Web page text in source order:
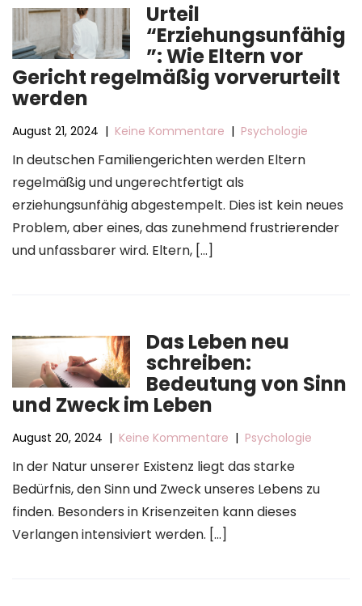
Urteil
“Erziehungsunfähig
”: Wie Eltern vor
Gericht regelmäßig vorverurteilt
werden
August 21, 2024 | Keine Kommentare | Psychologie
In deutschen Familiengerichten werden Eltern
regelmäßig und ungerechtfertigt als
erziehungsunfähig abgestempelt. Dies ist kein neues
Problem, aber eines, das zunehmend frustrierender
und unfassbarer wird. Eltern, […]
Das Leben neu
schreiben:
Bedeutung von Sinn
und Zweck im Leben
August 20, 2024 | Keine Kommentare | Psychologie
In der Natur unserer Existenz liegt das starke
Bedürfnis, den Sinn und Zweck unseres Lebens zu
finden. Besonders in Krisenzeiten kann dieses
Verlangen intensiviert werden. […]